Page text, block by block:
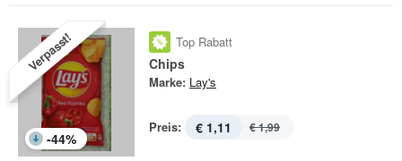
Verpasst!
-44%
Top Rabatt
Chips
Marke: Lay's
Preis: € 1,11 € 1,99